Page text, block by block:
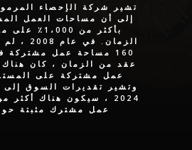
إلى أن مساحات العمل
بأكثر من
الزمان.
160 مساحة عمل مشتركة
عمل مشتركة على
وتشير تقديرات السوق إلى
عمل مشترك مثبتة حول